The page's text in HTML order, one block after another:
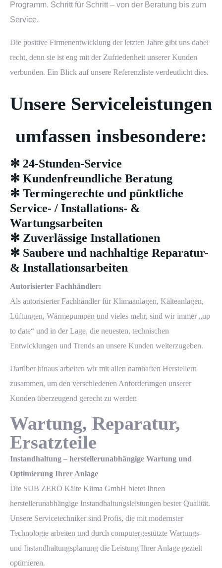
Programm. Schritt für Schritt – von der Beratung bis zum
Service.
Die positive Firmenentwicklung der letzten Jahre gibt uns dabei
recht, denn sie ist eng mit der Zufriedenheit unserer Kunden
verbunden. Ein Blick auf unsere Referenzliste verdeutlicht dies.
Unsere Serviceleistungen
umfassen insbesondere:
✻ 24-Stunden-Service
✻ Kundenfreundliche Beratung
✻ Termingerechte und pünktliche
Service- / Installations- &
Wartungsarbeiten
✻ Zuverlässige Installationen
✻ Saubere und nachhaltige Reparatur-
& Installationsarbeiten
Autorisierter Fachhändler:
Als autorisierter Fachhändler für Klimaanlagen, Kälteanlagen,
Lüftungen, Wärmepumpen und vieles mehr, sind wir immer „up
to date“ und in der Lage, die neuesten, technischen
Entwicklungen und Trends an unsere Kunden weiterzugeben.
Darüber hinaus arbeiten wir mit allen namhaften Herstellern
zusammen, um den verschiedenen Anforderungen unserer
Kunden überzeugend gerecht zu werden
Wartung, Reparatur,
Ersatzteile
Instandhaltung – herstellerunabhängige Wartung und
Optimierung Ihrer Anlage
Die SUB ZERO Kälte Klima GmbH bietet Ihnen
herstellerunabhängige Instandhaltungsleistungen bester Qualität.
Unsere Servicetechniker sind Profis, die mit modernster
Technologie arbeiten und durch computergestützte Wartungs-
und Instandhaltungsplanung die Leistung Ihrer Anlage gezielt
optimieren.